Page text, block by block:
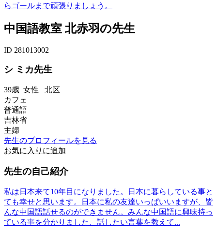
らゴールまで頑張りましょう。
中国語教室 北赤羽の先生
ID 281013002
シ ミカ先生
39歳 女性 北区
カフェ
普通語
吉林省
主婦
先生のプロフィールを見る
お気に入りに追加
先生の自己紹介
私は日本来て10年目になりました。日本に暮らしている事と
ても幸せと思います。日本に私の友達いっぱいいますが、皆
んな中国語話せるのができません。みんな中国語に興味持っ
ている事を分かりました、話したい言葉を教えて...